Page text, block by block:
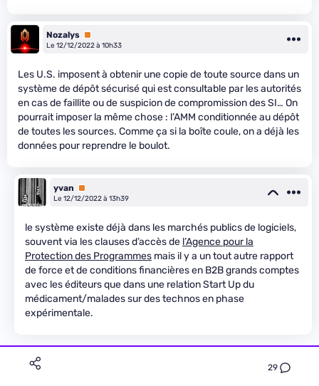
29
Nozalys Premium
Le 12/12/2022 à 10h33
Les U.S. imposent à obtenir une copie de toute source dans un
système de dépôt sécurisé qui est consultable par les autorités
en cas de faillite ou de suspicion de compromission des SI… On
pourrait imposer la même chose : l’AMM conditionnée au dépôt
de toutes les sources. Comme ça si la boîte coule, on a déjà les
données pour reprendre le boulot.
yvan
Premium
Le 12/12/2022 à 13h39
le système existe déjà dans les marchés publics de logiciels,
souvent via les clauses d’accès de l’Agence pour la
Protection des Programmes mais il y a un tout autre rapport
de force et de conditions financières en B2B grands comptes
avec les éditeurs que dans une relation Start Up du
médicament/malades sur des technos en phase
expérimentale.